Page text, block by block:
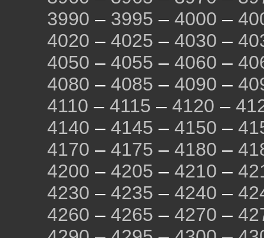
3990 – 3995 – 4000 –
4020 – 4025 – 4030 –
4050 – 4055 – 4060 –
4080 – 4085 – 4090 –
4110 – 4115 – 4120 –
4140 – 4145 – 4150 –
4170 – 4175 – 4180 –
4200 – 4205 – 4210 –
4230 – 4235 – 4240 –
4260 – 4265 – 4270 –